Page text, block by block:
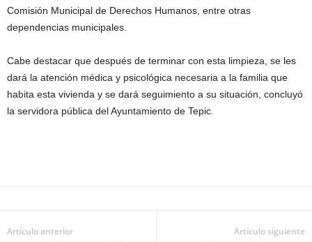
Comisión Municipal de Derechos Humanos, entre otras
dependencias municipales.
Cabe destacar que después de terminar con esta limpieza, se les
dará la atención médica y psicológica necesaria a la familia que
habita esta vivienda y se dará seguimiento a su situación, concluyó
la servidora pública del Ayuntamiento de Tepic.
Artículo anterior Artículo siguiente